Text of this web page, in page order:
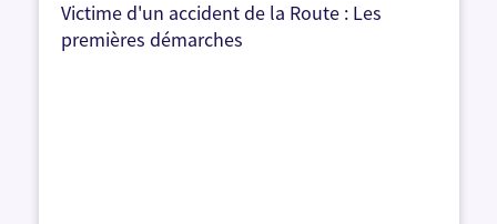
Victime d'un accident de la Route : Les
premières démarches